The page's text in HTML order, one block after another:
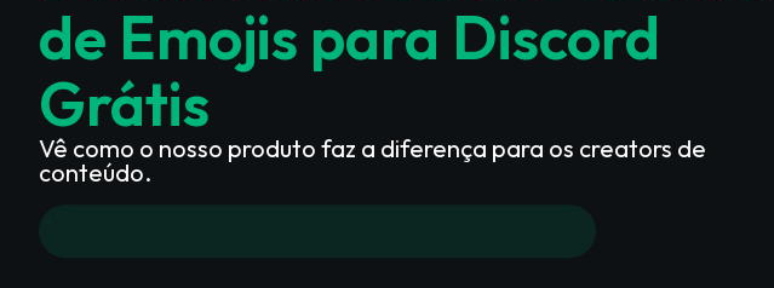
de Emojis para Discord
Grátis
Vê como o nosso produto faz a diferença para os creators de
conteúdo.